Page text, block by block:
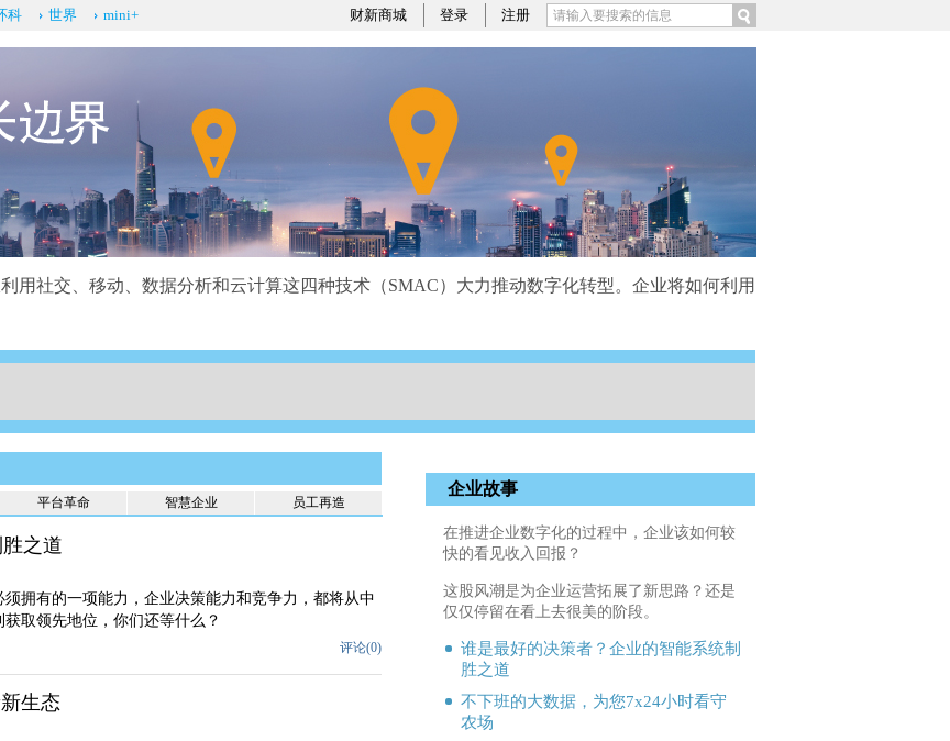
财新商城 登录 注册
科 世界 mini+
用社交、移动、数据分析和云计算这四种技术（SMAC）大力推动数字化转型。企业将如何利用
平台革命 智慧企业 员工再造
之道
拥有的一项能力，企业决策能力和竞争力，都将从中
取领先地位，你们还等什么？
评论(0)
生态
企业故事
在推进企业数字化的过程中，企业该如何较
快的看见收入回报？
这股风潮是为企业运营拓展了新思路？还是
仅仅停留在看上去很美的阶段。
谁是最好的决策者？企业的智能系统制
胜之道
不下班的大数据，为您7x24小时看守
农场